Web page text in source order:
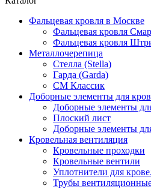
Фальцевая кровля в Москве
Фальцевая кровля
Фальцевая кровля
Металлочерепица
Стелла (Stella)
Гарда (Garda)
СМ Классик
Доборные элементы для
Доборные элементы
Плоский лист
Доборные элементы
Кровельная вентиляция
Кровельные проходки
Кровельные вентили
Уплотнители для
Трубы